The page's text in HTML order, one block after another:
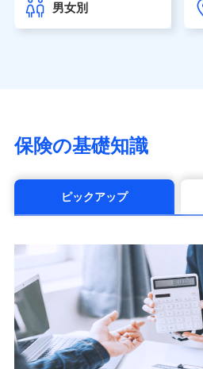
東京海上日動あんしん生命保
（https://www.tmn-
マニュライフ生命保険株式会社
（https://www.manulife.co.jp/）
（https://www.msa-life.co.jp/）
メットライフ生命株式会社
■少額短期保険
株式会社アシロ少額短期保険
SBIいきいき少額短期保険会
sedai.com/)
SBIペット少額短期保険株式会
ssi.co.jp/)
男女別
保険の基礎知識
ピックアップ